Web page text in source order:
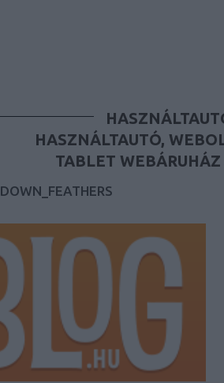
HASZNÁLTAUTÓ,
TABLET
DOWN_FEATHERS